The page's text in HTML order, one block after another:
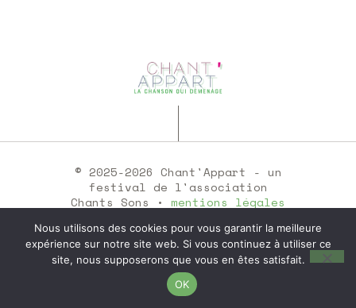
© 2025-2026 Chant'Appart - un
festival de l'association
Chants Sons • mentions légales
SIRET : 35251537300046 -
Licences : 2-102 96 97 / 3-102
96 98
Nous utilisons des cookies pour vous garantir la meilleure
expérience sur notre site web. Si vous continuez à utiliser ce
site, nous supposerons que vous en êtes satisfait.
OK